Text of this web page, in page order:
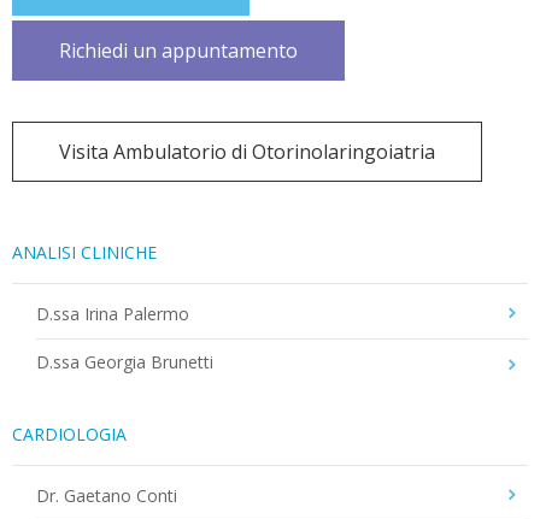
Richiedi un appuntamento
Visita Ambulatorio di Otorinolaringoiatria
ANALISI CLINICHE
D.ssa Irina Palermo
D.ssa Georgia Brunetti
CARDIOLOGIA
Dr. Gaetano Conti